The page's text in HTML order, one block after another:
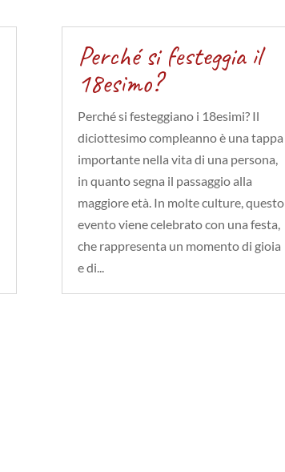
Perché si festeggia il
18esimo?
Perché si festeggiano i 18esimi? Il
diciottesimo compleanno è una tappa
importante nella vita di una persona,
in quanto segna il passaggio alla
maggiore età. In molte culture, questo
evento viene celebrato con una festa,
che rappresenta un momento di gioia
e di...